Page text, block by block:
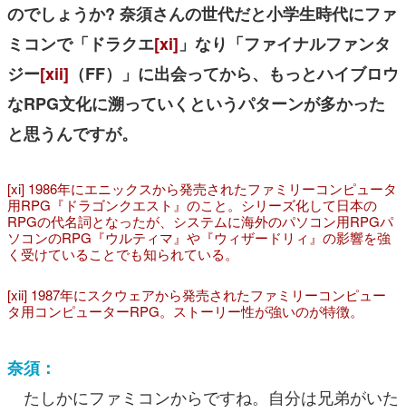
のでしょうか? 奈須さんの世代だと小学生時代にファ
ミコンで「ドラクエ[xi] 」なり「ファイナルファンタ
ジー[xii] （FF）」に出会ってから、もっとハイブロウ
なRPG文化に溯っていくというパターンが多かった
と思うんですが。
[xi] 1986年にエニックスから発売されたファミリーコンピュータ
用RPG『ドラゴンクエスト』のこと。シリーズ化して日本の
RPGの代名詞となったが、システムに海外のパソコン用RPGパ
ソコンのRPG『ウルティマ』や『ウィザードリィ』の影響を強
く受けていることでも知られている。
[xii] 1987年にスクウェアから発売されたファミリーコンピュー
タ用コンピューターRPG。ストーリー性が強いのが特徴。
奈須：
たしかにファミコンからですね。自分は兄弟がいた